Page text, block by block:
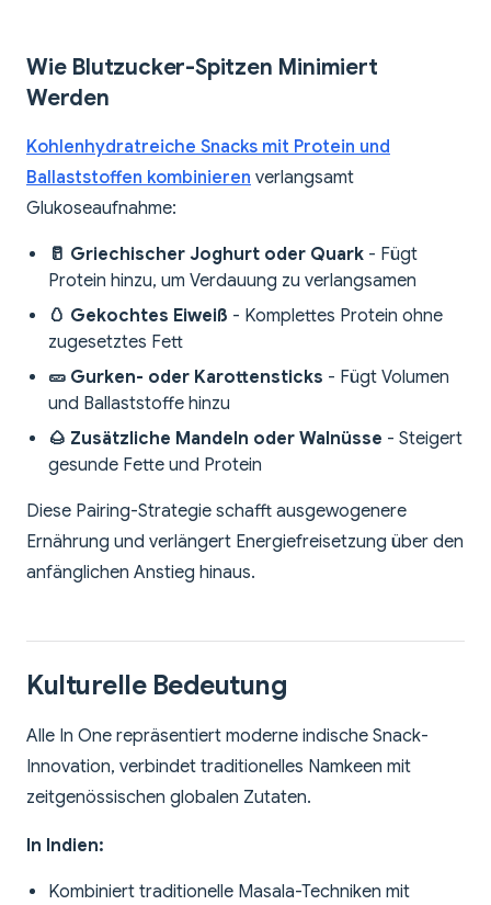
Wie Blutzucker-Spitzen Minimiert
Werden
Kohlenhydratreiche Snacks mit Protein und
Ballaststoffen kombinieren verlangsamt
Glukoseaufnahme:
🥛 Griechischer Joghurt oder Quark - Fügt
Protein hinzu, um Verdauung zu verlangsamen
🥚 Gekochtes Eiweiß - Komplettes Protein ohne
zugesetztes Fett
🥒 Gurken- oder Karottensticks - Fügt Volumen
und Ballaststoffe hinzu
🌰 Zusätzliche Mandeln oder Walnüsse - Steigert
gesunde Fette und Protein
Diese Pairing-Strategie schafft ausgewogenere
Ernährung und verlängert Energiefreisetzung über den
anfänglichen Anstieg hinaus.
Kulturelle Bedeutung
Alle In One repräsentiert moderne indische Snack-
Innovation, verbindet traditionelles Namkeen mit
zeitgenössischen globalen Zutaten.
In Indien:
Kombiniert traditionelle Masala-Techniken mit